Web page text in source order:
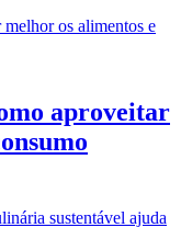
aproveitar
sustentável ajuda